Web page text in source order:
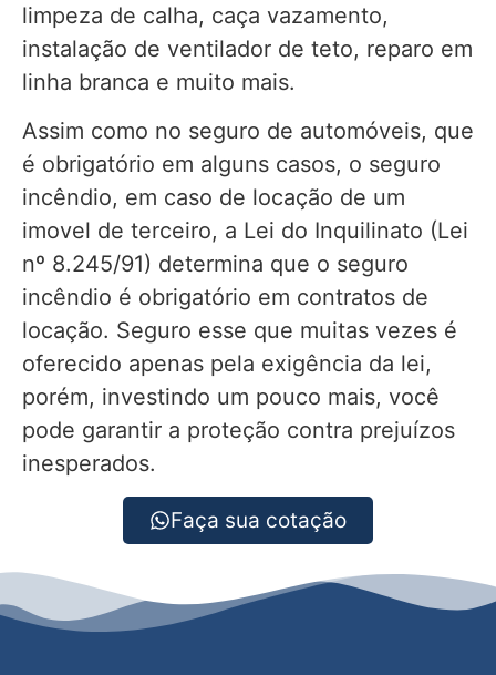
limpeza de calha, caça vazamento,
instalação de ventilador de teto, reparo em
linha branca e muito mais.
Assim como no seguro de automóveis, que
é obrigatório em alguns casos, o seguro
incêndio, em caso de locação de um
imovel de terceiro, a Lei do Inquilinato (Lei
nº 8.245/91) determina que o seguro
incêndio é obrigatório em contratos de
locação. Seguro esse que muitas vezes é
oferecido apenas pela exigência da lei,
porém, investindo um pouco mais, você
pode garantir a proteção contra prejuízos
inesperados.
Faça sua cotação